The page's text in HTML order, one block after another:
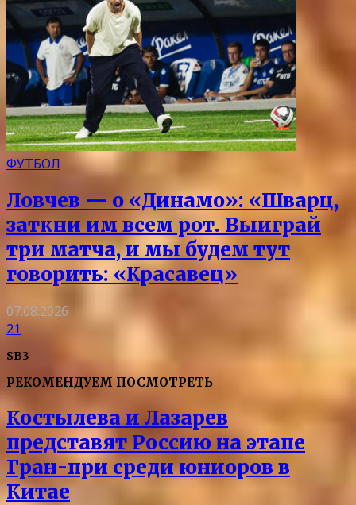
ФУТБОЛ
Ловчев — о «Динамо»: «Шварц,
заткни им всем рот. Выиграй
три матча, и мы будем тут
говорить: «Красавец»
07.08.2026
21
SB3
РЕКОМЕНДУЕМ ПОСМОТРЕТЬ
Костылева и Лазарев
представят Россию на этапе
Гран-при среди юниоров в
Китае